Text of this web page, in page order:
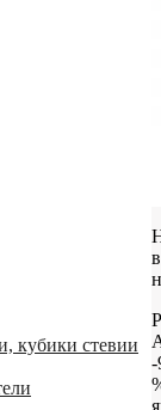
кубики стевии
в
-